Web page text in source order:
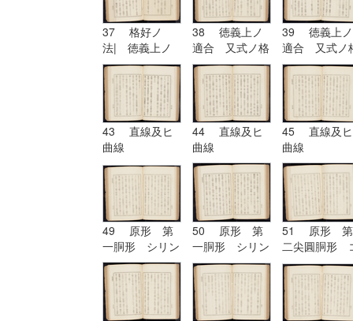
37 格好ノ
法| 徳義上ノ
適合 又式ノ格
好
38 徳義上ノ
適合 又式ノ格
好
39 徳義上ノ
適合 又式ノ
好| 形
43 直線及ヒ
曲線
44 直線及ヒ
曲線
45 直線及ヒ
曲線
49 原形 第
一胴形 シリン
ドル
50 原形 第
一胴形 シリン
ドル
51 原形 第
二尖圓胴形
ノイド